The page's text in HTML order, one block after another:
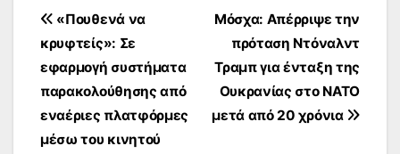
Πλοήγηση
άρθρων
Μόσχα: Απέρριψε την
πρόταση Ντόναλντ
Τραμπ για ένταξη της
Ουκρανίας στο ΝΑΤΟ
μετά από 20 χρόνια
«Πουθενά να
κρυφτείς»: Σε
εφαρμογή συστήματα
παρακολούθησης από
εναέριες πλατφόρμες
μέσω του κινητού